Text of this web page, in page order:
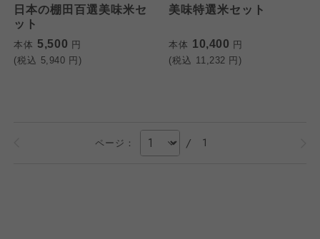
日本の棚田百選美味米セ
ット
本体 5,500 円
(税込 5,940 円)
美味特選米セット
本体 10,400 円
(税込 11,232 円)
ページ： / 1